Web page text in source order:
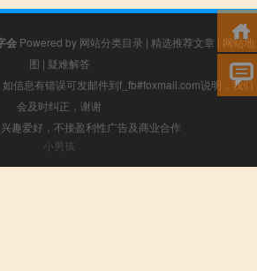
会 Powered by 网站分类目录 | 精选推荐文章 | 网站地
图 | 疑难解答
信息有错误可发邮件到f_fb#foxmail.com说明，我们
会及时纠正，谢谢
趣爱好，不接盈利性广告及商业合作
小男孩